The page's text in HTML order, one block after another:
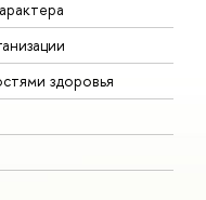
здоровья